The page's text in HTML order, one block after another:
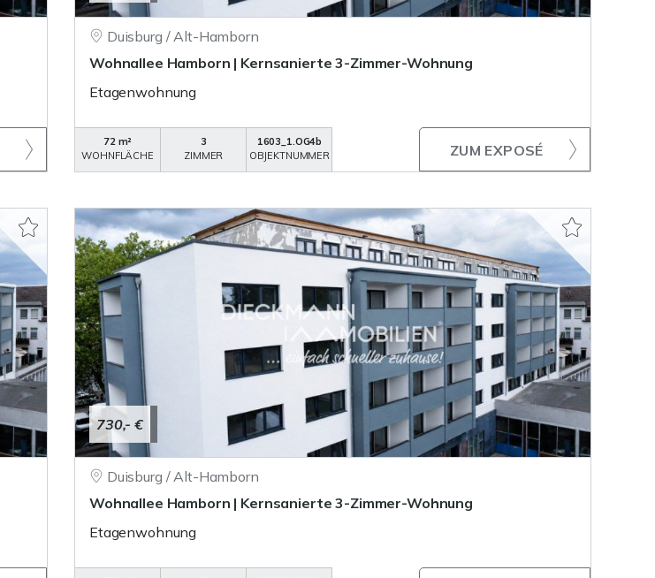
Duisburg / Alt-Hamborn
Wohnallee Hamborn | Kernsanierte 3-Zimmer-Wohnung
Etagenwohnung
72 m²
WOHNFLÄCHE
3
ZIMMER
1603_1.OG4b
OBJEKTNUMMER
ZUM EXPOSÉ
730,- €
Duisburg / Alt-Hamborn
Wohnallee Hamborn | Kernsanierte 3-Zimmer-Wohnung
Etagenwohnung